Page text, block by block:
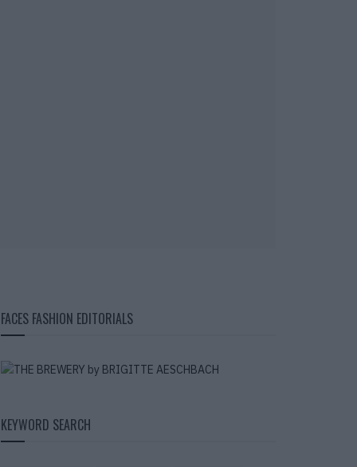
FACES FASHION EDITORIALS
KEYWORD SEARCH